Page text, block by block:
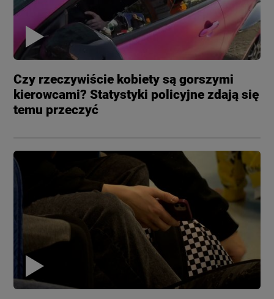
Czy rzeczywiście kobiety są gorszymi
kierowcami? Statystyki policyjne zdają się
temu przeczyć